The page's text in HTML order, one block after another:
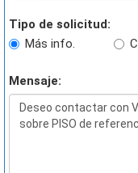
Tipo de solicitud:
Más info.
Mensaje: